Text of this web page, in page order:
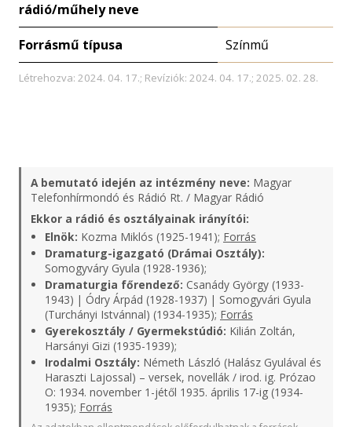
rádió/műhely neve
Forrásmű típusa Színmű
Létrehozva: 2024. 04. 17.; Revíziók: 2024. 04. 17.; 2025. 02. 28.
A bemutató idején az intézmény neve: Magyar
Telefonhírmondó és Rádió Rt. / Magyar Rádió
Ekkor a rádió és osztályainak irányítói:
Elnök: Kozma Miklós (1925-1941); Forrás
Dramaturg-igazgató (Drámai Osztály):
Somogyváry Gyula (1928-1936);
Dramaturgia főrendező: Csanády György (1933-
1943) | Ódry Árpád (1928-1937) | Somogyvári Gyula
(Turchányi Istvánnal) (1934-1935); Forrás
Gyerekosztály / Gyermekstúdió: Kilián Zoltán,
Harsányi Gizi (1935-1939);
Irodalmi Osztály: Németh László (Halász Gyulával és
Haraszti Lajossal) – versek, novellák / irod. ig. Prózao
O: 1934. november 1-jétől 1935. április 17-ig (1934-
1935); Forrás